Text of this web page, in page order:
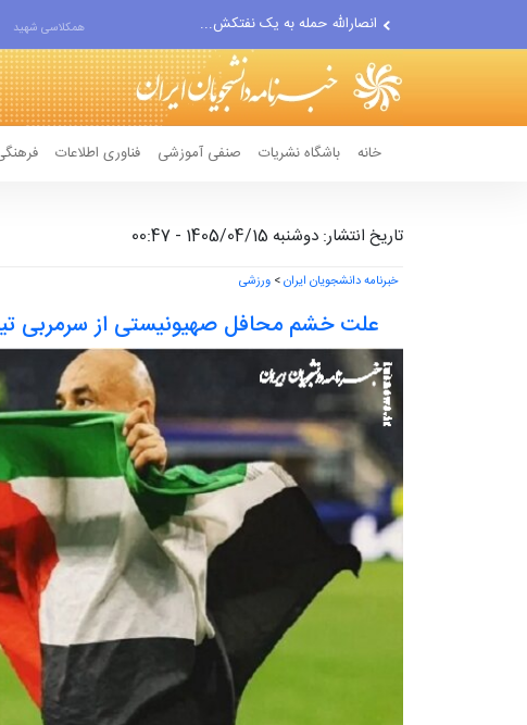
حادثه امنیتی دریایی در جنوب...
لفاظی جدید نتانیاهو علیه ایران
همکلاسی شهید
خانه باشگاه نشریات صنفی آموزشی فناوری اطلاعات
تاریخ انتشار: دوشنبه 1405/04/15 - 00:47
خبرنامه دانشجویان ایران> ورزشی
علت خشم محافل صهیونیستی از سرمربی